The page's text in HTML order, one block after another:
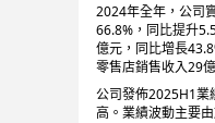
2024年全年，公司
66.8%，同比提升
億元，同比增長
零售店銷售收入29
公司發佈2025H1業
高。業績波動主要